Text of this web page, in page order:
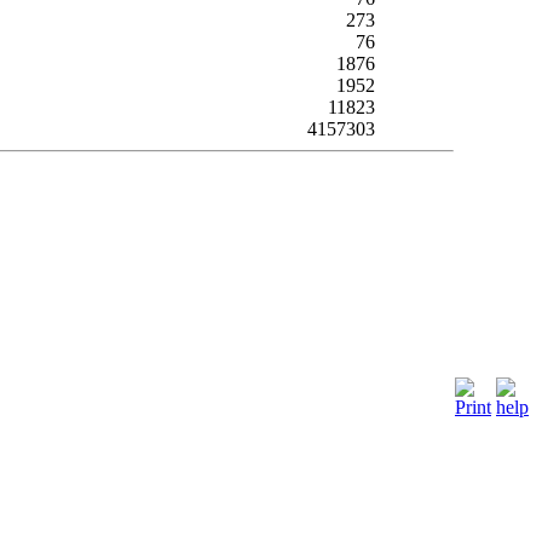
273
76
1876
1952
11823
4157303